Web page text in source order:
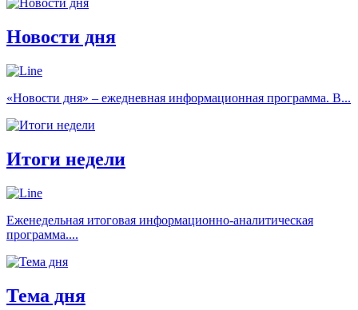
Новости дня
«Новости дня» – ежедневная информационная программа. В...
Итоги недели
Еженедельная итоговая информационно-аналитическая
программа....
Тема дня